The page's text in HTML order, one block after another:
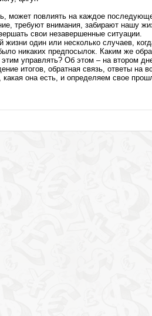
может повлиять на каждое
требуют внимания, забирают нашу
свои незавершенные ситуации.
один или несколько случаев,
никаких предпосылок. Каким же
управлять? Об этом – на втором
итогов, обратная связь, ответы на
она есть, и определяем свое